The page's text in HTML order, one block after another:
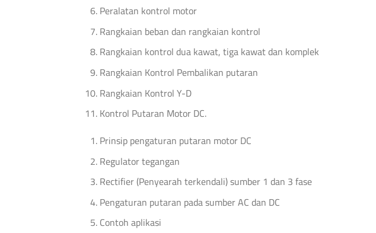
Peralatan kontrol motor
Rangkaian beban dan rangkaian kontrol
Rangkaian kontrol dua kawat, tiga kawat dan komplek
Rangkaian Kontrol Pembalikan putaran
Rangkaian Kontrol Y-D
Kontrol Putaran Motor DC.
Prinsip pengaturan putaran motor DC
Regulator tegangan
Rectifier (Penyearah terkendali) sumber 1 dan 3 fase
Pengaturan putaran pada sumber AC dan DC
Contoh aplikasi